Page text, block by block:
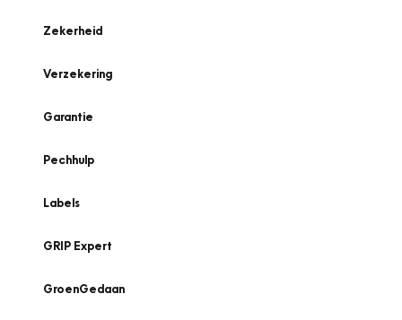
Zekerheid
Verzekering
Garantie
Pechhulp
Labels
GRIP Expert
GroenGedaan